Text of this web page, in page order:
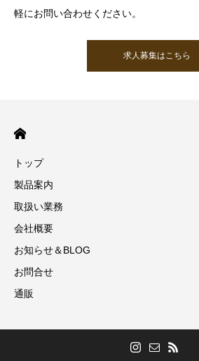
軽にお問い合わせください。
求人募集はこちら
トップ
製品案内
取扱い業務
会社概要
お知らせ＆BLOG
お問合せ
通販